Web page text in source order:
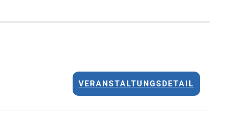
VERANSTALTUNGSDETAIL